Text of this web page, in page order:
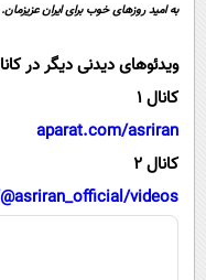
به امید روزهای خوب برای ایران عزیزمان.
ویدئوهای دیدنی دیگر در
کانال 1
aparat.com/asriran
کانال 2
videos